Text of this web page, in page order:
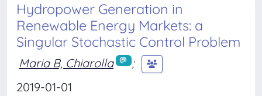
Hydropower Generation in
Renewable Energy Markets: a
Singular Stochastic Control Problem
Maria B, Chiarolla
;
2019-01-01